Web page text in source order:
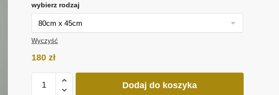
wybierz rodzaj
Wyczyść
180 zł
Obraz
Dodaj do koszyka